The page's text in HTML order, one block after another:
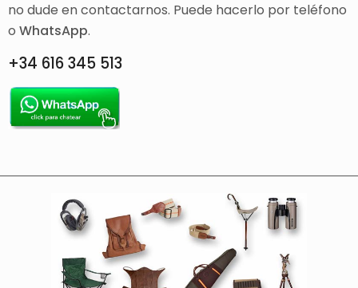
no dude en contactarnos. Puede hacerlo por teléfono
o WhatsApp.
+34 616 345 513